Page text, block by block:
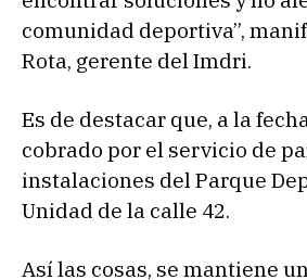
comunidad deportiva”,
Rota, gerente del Imdri.
Es de destacar que, a la
cobrado por el servicio de
instalaciones del Parque
Unidad de la calle 42.
Así las cosas, se mantiene